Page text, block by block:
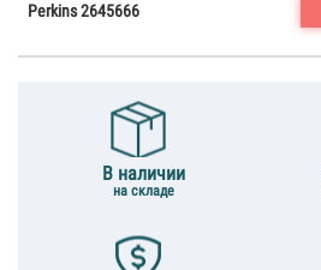
Perkins 2645666
В наличии
на складе